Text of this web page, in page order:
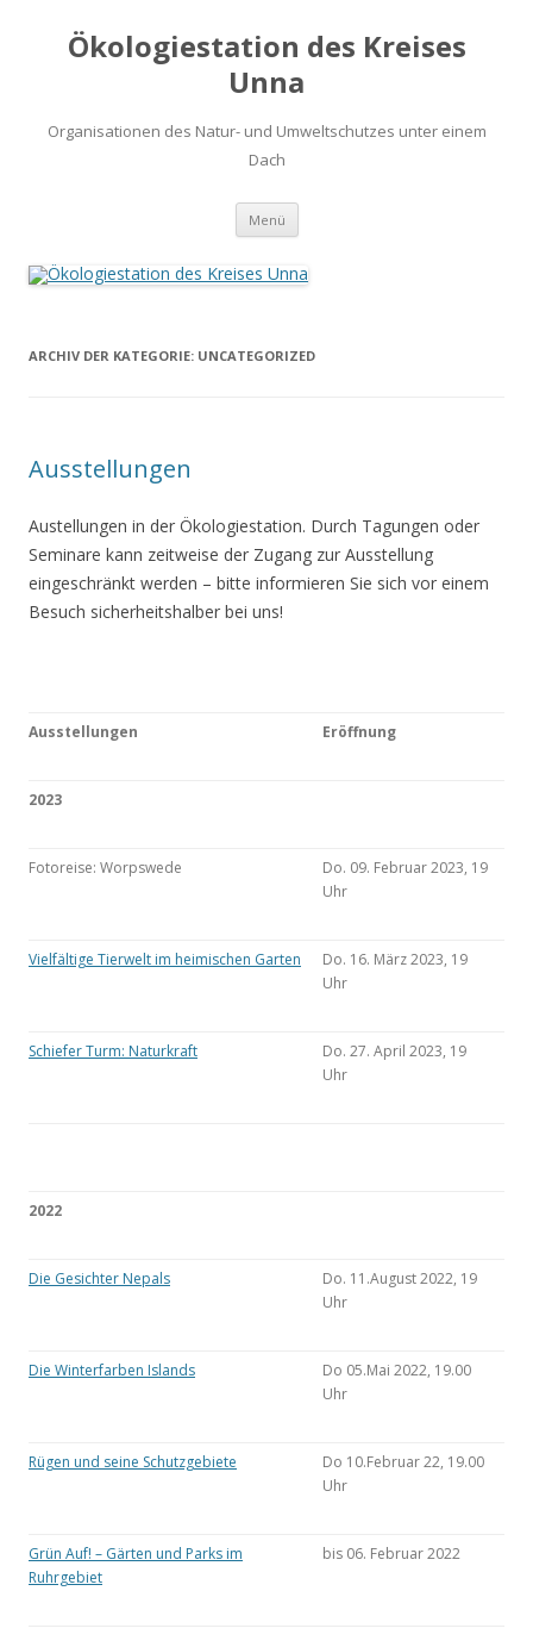
Ökologiestation des Kreises
Unna
Organisationen des Natur- und Umweltschutzes unter einem
Dach
Menü Zum
springen
ARCHIV DER KATEGORIE: UNCATEGORIZED
Ausstellungen
Austellungen in der Ökologiestation. Durch Tagungen oder
Seminare kann zeitweise der Zugang zur Ausstellung
eingeschränkt werden – bitte informieren Sie sich vor einem
Besuch sicherheitshalber bei uns!
Ausstellungen Eröffnung
2023
Fotoreise: Worpswede
Do. 09. Februar 2023, 19
Uhr
Vielfältige Tierwelt im heimischen Garten
Do. 16. März 2023, 19
Uhr
Schiefer Turm: Naturkraft
Do. 27. April 2023, 19
Uhr
2022
Die Gesichter Nepals
Do. 11.August 2022, 19
Uhr
Die Winterfarben Islands
Do 05.Mai 2022, 19.00
Uhr
Rügen und seine Schutzgebiete
Do 10.Februar 22, 19.00
Uhr
Grün Auf! – Gärten und Parks im
Ruhrgebiet
bis 06. Februar 2022